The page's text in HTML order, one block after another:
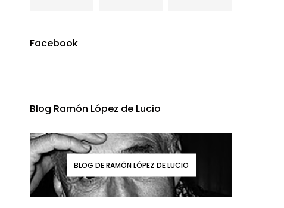
Facebook
Blog Ramón López de Lucio
BLOG DE RAMÓN LÓPEZ DE LUCIO